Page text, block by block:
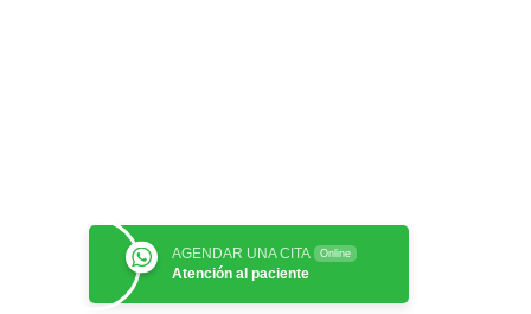
AGENDAR UNA CITA Online
Atención al paciente